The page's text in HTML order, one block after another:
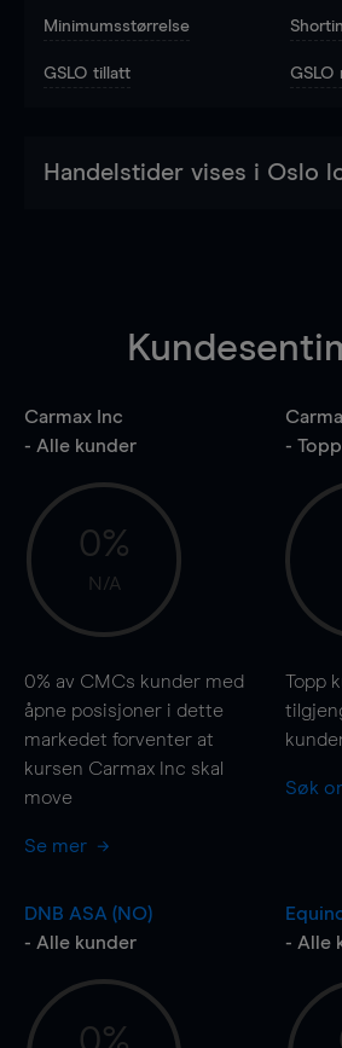
Minimumsstørrelse
GSLO tillatt GSLO
Handelstider vises i Oslo
Carmax Inc
- Alle kunder
0%
N/A
0% av CMCs kunder med
åpne posisjoner i dette
markedet forventer at
kursen Carmax Inc skal
move
Se mer
-
Topp
Søk
DNB ASA (NO)
- Alle kunder
- Alle